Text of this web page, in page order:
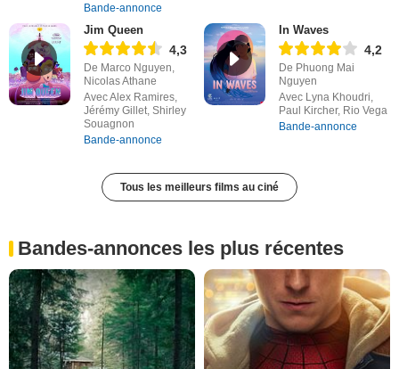
Bande-annonce
Jim Queen
4,3
De Marco Nguyen,
Nicolas Athane
Avec Alex Ramires,
Jérémy Gillet, Shirley
Souagnon
Bande-annonce
In Waves
4,2
De Phuong Mai
Nguyen
Avec Lyna Khoudri,
Paul Kircher, Rio Vega
Bande-annonce
Tous les meilleurs films au ciné
Bandes-annonces les plus récentes